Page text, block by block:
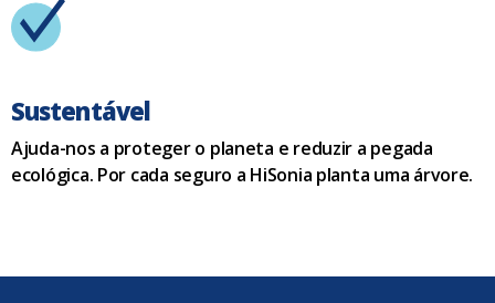
Sustentável
Ajuda-nos a proteger o planeta e reduzir a pegada
ecológica. Por cada seguro a HiSonia planta uma árvore.